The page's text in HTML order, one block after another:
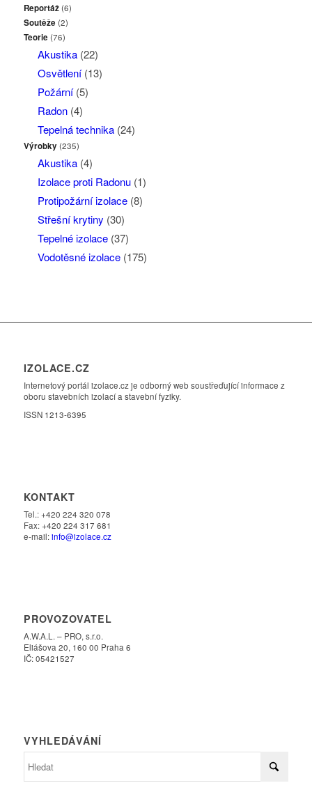
Reportáž(6)
Soutěže (2)
Teorie (76)
Akustika(22)
Osvětlení(13)
Požární(5)
Radon(4)
Tepelná technika(24)
Výrobky(235)
Akustika(4)
Izolace proti Radonu(1)
Protipožární izolace(8)
Střešní krytiny (30)
Tepelné izolace(37)
Vodotěsné izolace(175)
IZOLACE.CZ
Internetový portál izolace.cz je odborný web soustřeďující informace z
oboru stavebních izolací a stavební fyziky.
ISSN 1213-6395
KONTAKT
Tel.: +420 224 320 078
Fax: +420 224 317 681
e-mail:info@izolace.cz
PROVOZOVATEL
A.W.A.L. – PRO, s.r.o.
Eliášova 20, 160 00 Praha 6
IČ: 05421527
VYHLEDÁVÁNÍ